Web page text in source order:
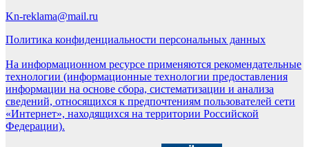
Kn-reklama@mail.ru
Политика конфиденциальности персональных данных
На информационном ресурсе применяются рекомендательные
технологии (информационные технологии предоставления
информации на основе сбора, систематизации и анализа
сведений, относящихся к предпочтениям пользователей сети
«Интернет», находящихся на территории Российской
Федерации).